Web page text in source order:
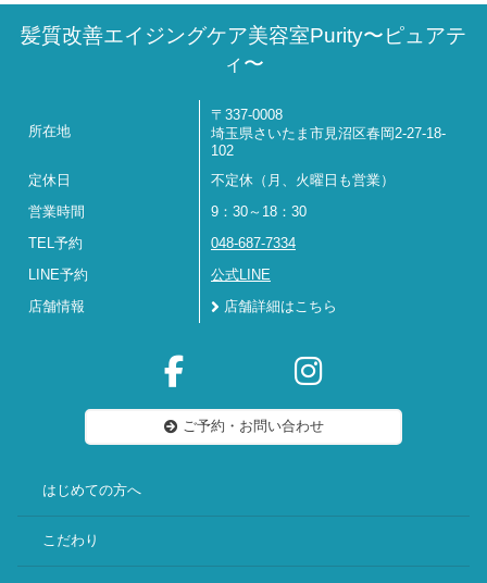
髪質改善エイジングケア美容室Purity〜ピュアテ
ィ〜
所在地
〒337-0008
埼玉県さいたま市見沼区春岡2-27-18-
102
定休日
不定休（月、火曜日も営業）
営業時間 9：30～18：30
TEL予約 048-687-7334
LINE予約 公式LINE
店舗情報 店舗詳細はこちら
ご予約・お問い合わせ
はじめての方へ
こだわり